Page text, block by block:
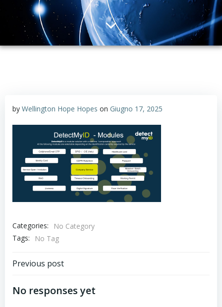
by Wellington Hope Hopes on Giugno 17, 2025
Categories:
No Category
Tags:
No Tag
Post
navigation
Previous post
No responses yet